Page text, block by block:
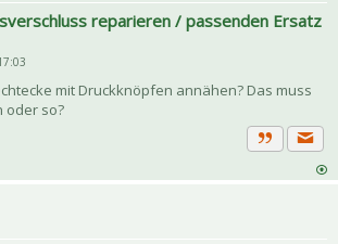
reparieren / passenden Ersatz
mit Druckknöpfen annähen? Das muss
oder so?
Zitat